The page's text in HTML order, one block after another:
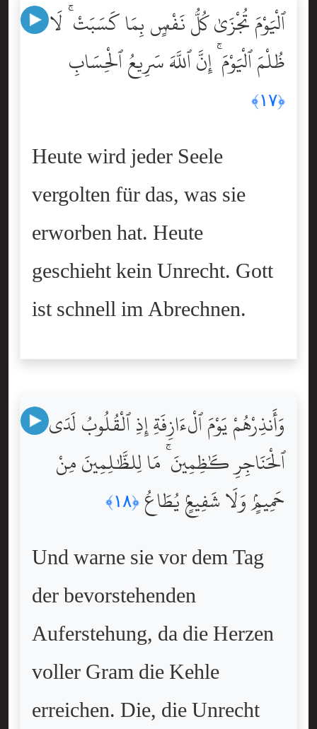
ٱلْيَوْمَ تُجْزَىٰ كُلُّ نَفْسٍۭ بِمَا كَسَبَتْ ۚ لَا
ظُلْمَ ٱلْيَوْمَ ۚ إِنَّ ٱللَّهَ سَرِيعُ ٱلْحِسَابِ
﴿١٧﴾
Heute wird jeder Seele
vergolten für das, was sie
erworben hat. Heute
geschieht kein Unrecht. Gott
ist schnell im Abrechnen.
وَأَنذِرْهُمْ يَوْمَ ٱلْءَازِفَةِ إِذِ ٱلْقُلُوبُ لَدَى
ٱلْحَنَاجِرِ كَٰظِمِينَ ۚ مَا لِلظَّٰلِمِينَ مِنْ
حَمِيمٍۢ وَلَا شَفِيعٍۢ يُطَاعُ ﴿١٨﴾
Und warne sie vor dem Tag
der bevorstehenden
Auferstehung, da die Herzen
voller Gram die Kehle
erreichen. Die, die Unrecht